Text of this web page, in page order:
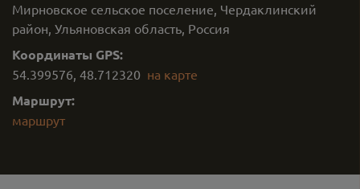
Мирновское сельское поселение, Чердаклинский
район, Ульяновская область, Россия
Координаты GPS:
54.399576, 48.712320 на карте
Маршрут:
маршрут